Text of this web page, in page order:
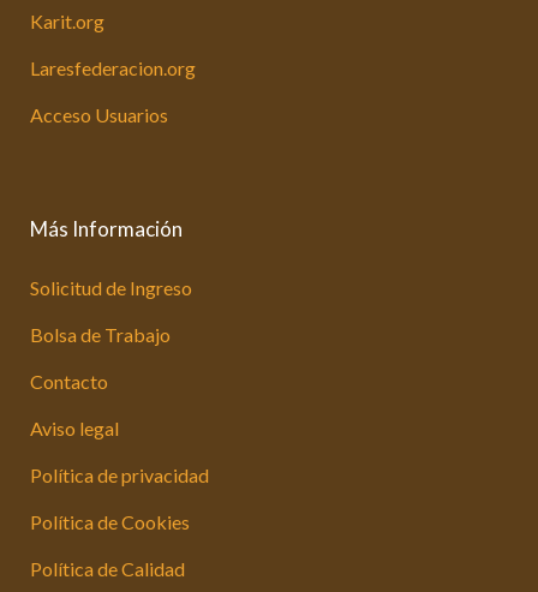
Karit.org
Laresfederacion.org
Acceso Usuarios
Más Información
Solicitud de Ingreso
Bolsa de Trabajo
Contacto
Aviso legal
Política de privacidad
Política de Cookies
Política de Calidad